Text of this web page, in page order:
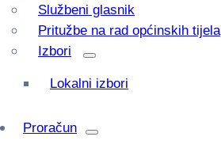
Službeni glasnik
Pritužbe na rad općinskih tijela
Izbori
Lokalni izbori
Proračun